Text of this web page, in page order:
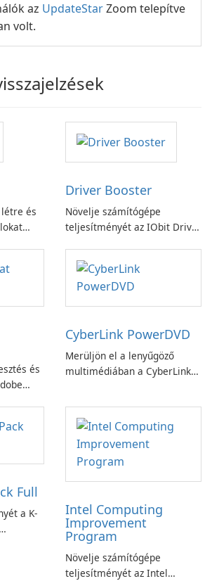
az UpdateStarZoom telepítve
volt.
létre és
Driver Booster
Növelje számítógépe
teljesítményét az IObit Driver
és
CyberLink PowerDVD
Merüljön el a lenyűgöző
multimédiában a CyberLink
Full
a K-
Intel Computing
Improvement
Program
Növelje számítógépe
teljesítményét az Intel